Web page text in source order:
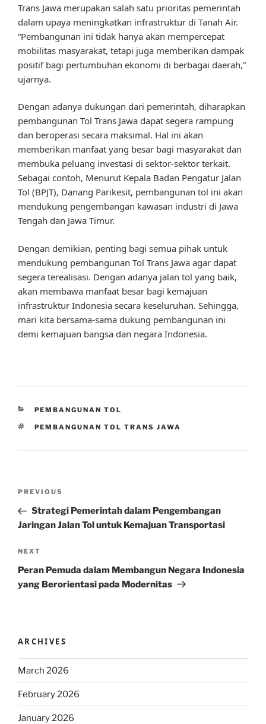
Trans Jawa merupakan salah satu prioritas pemerintah
dalam upaya meningkatkan infrastruktur di Tanah Air.
“Pembangunan ini tidak hanya akan mempercepat
mobilitas masyarakat, tetapi juga memberikan dampak
positif bagi pertumbuhan ekonomi di berbagai daerah,”
ujarnya.
Dengan adanya dukungan dari pemerintah, diharapkan
pembangunan Tol Trans Jawa dapat segera rampung
dan beroperasi secara maksimal. Hal ini akan
memberikan manfaat yang besar bagi masyarakat dan
membuka peluang investasi di sektor-sektor terkait.
Sebagai contoh, Menurut Kepala Badan Pengatur Jalan
Tol (BPJT), Danang Parikesit, pembangunan tol ini akan
mendukung pengembangan kawasan industri di Jawa
Tengah dan Jawa Timur.
Dengan demikian, penting bagi semua pihak untuk
mendukung pembangunan Tol Trans Jawa agar dapat
segera terealisasi. Dengan adanya jalan tol yang baik,
akan membawa manfaat besar bagi kemajuan
infrastruktur Indonesia secara keseluruhan. Sehingga,
mari kita bersama-sama dukung pembangunan ini
demi kemajuan bangsa dan negara Indonesia.
CATEGORIES
PEMBANGUNAN TOL
TAGS
PEMBANGUNAN TOL TRANS JAWA
Previous
Post
PREVIOUS
Strategi Pemerintah dalam Pengembangan
Jaringan Jalan Tol untuk Kemajuan Transportasi
Next
Post
NEXT
Peran Pemuda dalam Membangun Negara Indonesia
yang Berorientasi pada Modernitas
ARCHIVES
March 2026
February 2026
January 2026